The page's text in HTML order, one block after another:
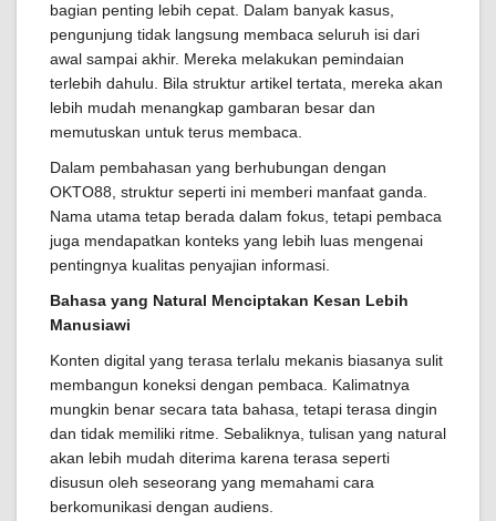
bagian penting lebih cepat. Dalam banyak kasus,
pengunjung tidak langsung membaca seluruh isi dari
awal sampai akhir. Mereka melakukan pemindaian
terlebih dahulu. Bila struktur artikel tertata, mereka akan
lebih mudah menangkap gambaran besar dan
memutuskan untuk terus membaca.
Dalam pembahasan yang berhubungan dengan
OKTO88, struktur seperti ini memberi manfaat ganda.
Nama utama tetap berada dalam fokus, tetapi pembaca
juga mendapatkan konteks yang lebih luas mengenai
pentingnya kualitas penyajian informasi.
Bahasa yang Natural Menciptakan Kesan Lebih
Manusiawi
Konten digital yang terasa terlalu mekanis biasanya sulit
membangun koneksi dengan pembaca. Kalimatnya
mungkin benar secara tata bahasa, tetapi terasa dingin
dan tidak memiliki ritme. Sebaliknya, tulisan yang natural
akan lebih mudah diterima karena terasa seperti
disusun oleh seseorang yang memahami cara
berkomunikasi dengan audiens.